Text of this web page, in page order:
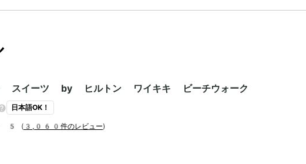
スイーツ by ヒルトン ワイキキ ビーチウォーク
日本語OK！
5 ( 3,060件のレビュー)